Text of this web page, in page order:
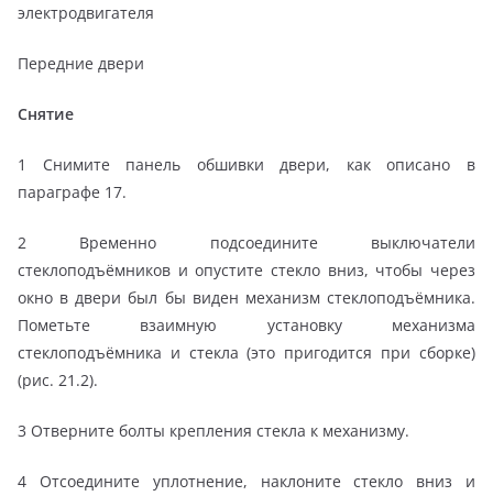
электродвигателя
Передние двери
Снятие
1 Снимите панель обшивки двери, как описано в
параграфе 17.
2 Временно подсоедините выключатели
стеклоподъёмников и опустите стекло вниз, чтобы через
окно в двери был бы виден механизм стеклоподъёмника.
Пометьте взаимную установку механизма
стеклоподъёмника и стекла (это пригодится при сборке)
(рис. 21.2).
3 Отверните болты крепления стекла к механизму.
4 Отсоедините уплотнение, наклоните стекло вниз и